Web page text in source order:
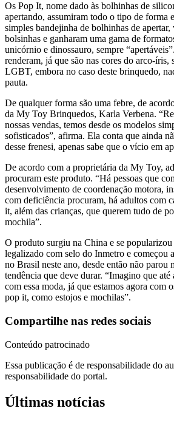
Os Pop It, nome dado às bolhinhas de
apertando, assumiram todo o tipo de forma
simples bandejinha de bolhinhas de apertar,
bolsinhas e ganharam uma gama de
unicórnio e dinossauro, sempre
renderam, já que são nas cores do arco-
LGBT, embora no caso deste brinquedo,
pauta.
De qualquer forma são uma febre, de
da My Toy Brinquedos, Karla Verbena.
nossas vendas, temos desde os modelos
sofisticados”, afirma. Ela conta que ainda
desse frenesi, apenas sabe que o vício em
De acordo com a proprietária da My Toy,
procuram este produto. “Há pessoas que
desenvolvimento de coordenação motora,
com deficiência procuram, há adultos com
it, além das crianças, que querem tudo de
mochila”.
O produto surgiu na China e se
legalizado com selo do Inmetro e começou
no Brasil neste ano, desde então não parou
tendência que deve durar. “Imagino que até
com essa moda, já que estamos agora com
pop it, como estojos e mochilas”.
Compartilhe nas redes sociais
Conteúdo patrocinado
Essa publicação é de responsabilidade do
responsabilidade do portal.
Últimas notícias